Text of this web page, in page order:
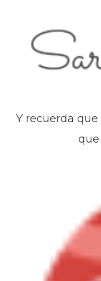
Y recuerda
que